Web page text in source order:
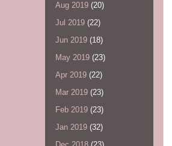
Aug 2019 (20)
Jul 2019 (22)
Jun 2019 (18)
May 2019 (23)
Apr 2019 (22)
Mar 2019 (23)
Feb 2019 (23)
Jan 2019 (32)